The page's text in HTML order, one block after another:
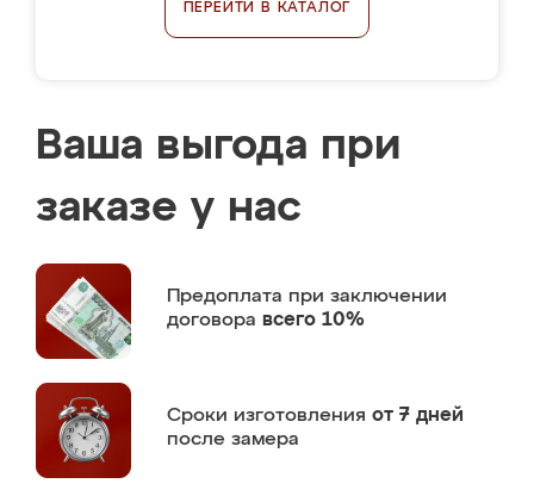
ПЕРЕЙТИ В КАТАЛОГ
Ваша выгода при
заказе у нас
Предоплата при заключении
договора всего 10%
Сроки изготовления от 7 дней
после замера